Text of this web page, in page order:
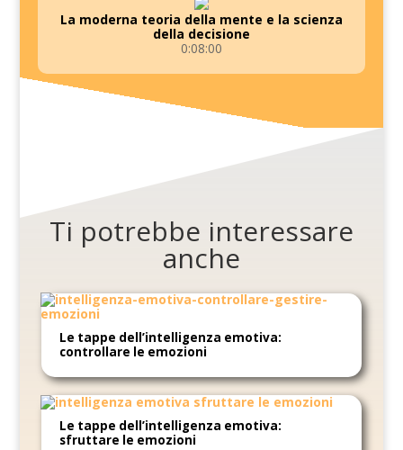
La moderna teoria della mente e la scienza
della decisione
0:08:00
Ti potrebbe interessare
anche
Le tappe dell’intelligenza emotiva:
controllare le emozioni
Le tappe dell’intelligenza emotiva:
sfruttare le emozioni